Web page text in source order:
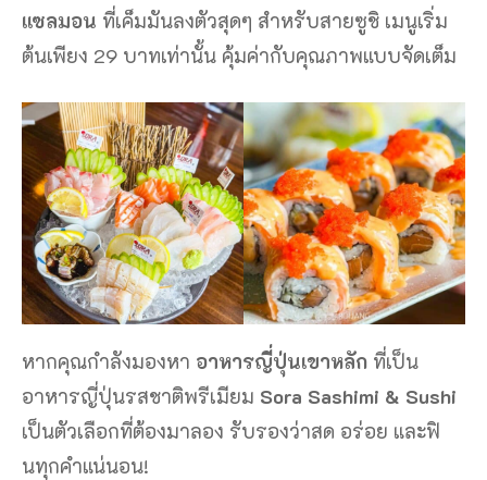
แซลมอน ที่เค็มมันลงตัวสุดๆ สำหรับสายซูชิ เมนูเริ่ม
ต้นเพียง 29 บาทเท่านั้น คุ้มค่ากับคุณภาพแบบจัดเต็ม
หากคุณกำลังมองหา อาหารญี่ปุ่นเขาหลัก ที่เป็น
อาหารญี่ปุ่นรสชาติพรีเมียม Sora Sashimi & Sushi
เป็นตัวเลือกที่ต้องมาลอง รับรองว่าสด อร่อย และฟิ
นทุกคำแน่นอน!